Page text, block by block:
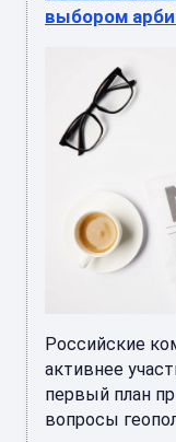
выбором
Российские
активнее
первый план
вопросы